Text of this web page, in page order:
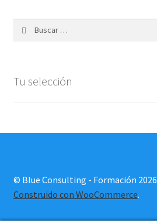
Shop
Tu selección
© Blue Consulting - Formación 2026
Construido con WooCommerce.